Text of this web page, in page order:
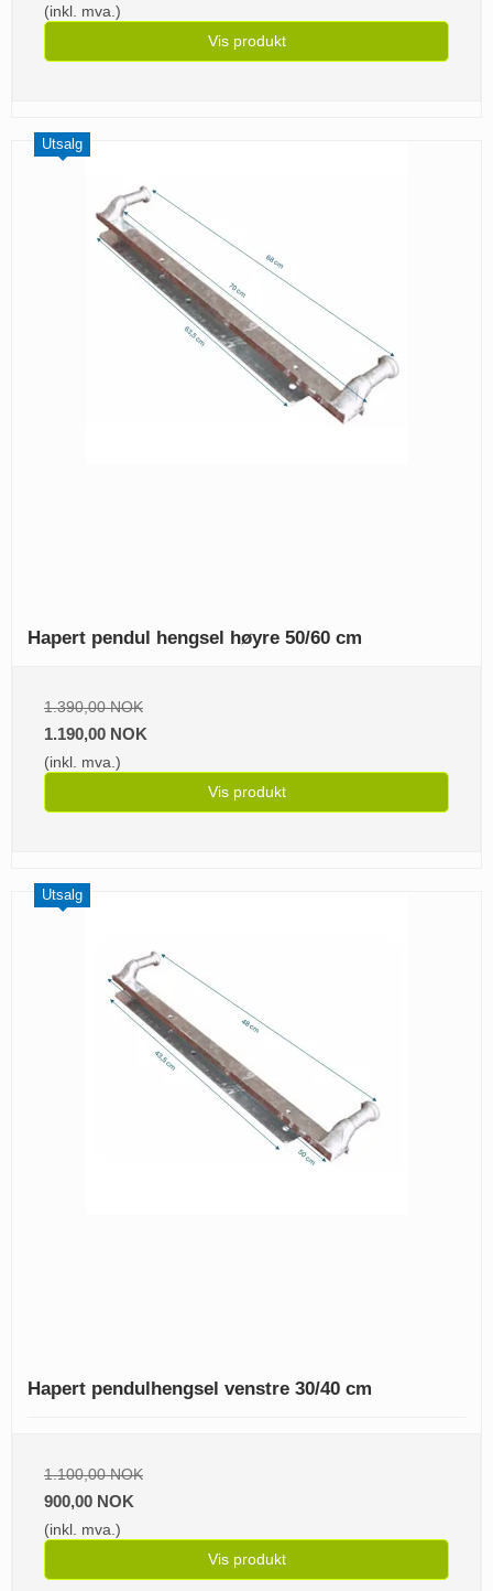
(inkl. mva.)
Vis produkt
Utsalg
Hapert pendul hengsel høyre 50/60 cm
1.390,00 NOK
1.190,00 NOK
(inkl. mva.)
Vis produkt
Utsalg
Hapert pendulhengsel venstre 30/40 cm
1.100,00 NOK
900,00 NOK
(inkl. mva.)
Vis produkt